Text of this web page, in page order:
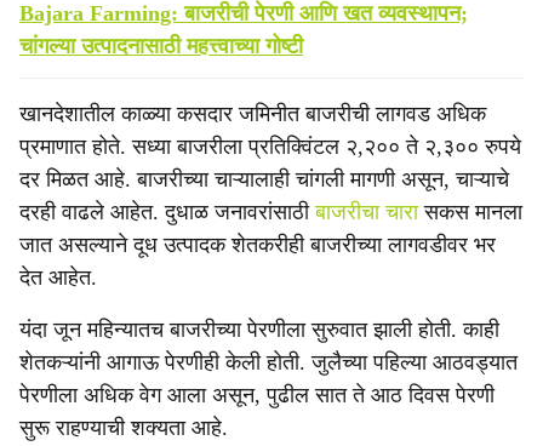
Bajara Farming: बाजरीची पेरणी आणि खत व्यवस्थापन;
चांगल्या उत्पादनासाठी महत्त्वाच्या गोष्टी
खानदेशातील काळ्या कसदार जमिनीत बाजरीची लागवड अधिक
प्रमाणात होते. सध्या बाजरीला प्रतिक्विंटल २,२०० ते २,३०० रुपये
दर मिळत आहे. बाजरीच्या चाऱ्यालाही चांगली मागणी असून, चाऱ्याचे
दरही वाढले आहेत. दुधाळ जनावरांसाठीबाजरीचा चारासकस मानला
जात असल्याने दूध उत्पादक शेतकरीही बाजरीच्या लागवडीवर भर
देत आहेत.
यंदा जून महिन्यातच बाजरीच्या पेरणीला सुरुवात झाली होती. काही
शेतकऱ्यांनी आगाऊ पेरणीही केली होती. जुलैच्या पहिल्या आठवड्यात
पेरणीला अधिक वेग आला असून, पुढील सात ते आठ दिवस पेरणी
सुरू राहण्याची शक्यता आहे.